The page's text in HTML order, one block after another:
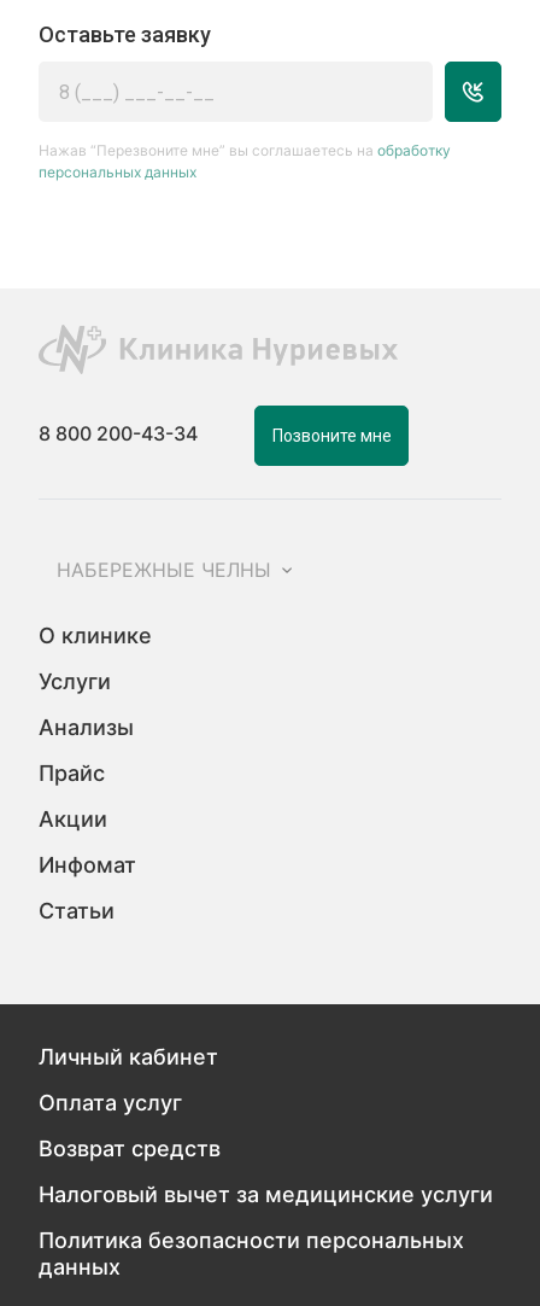
Оставьте заявку
Нажав “Перезвоните мне” вы соглашаетесь наобработку
персональных данных
8 800 200-43-34 Позвоните мне
НАБЕРЕЖНЫЕ ЧЕЛНЫ
О клинике
Услуги
Анализы
Прайс
Акции
Инфомат
Статьи
Личный кабинет
Оплата услуг
Возврат средств
Налоговый вычет за медицинские услуги
Политика безопасности персональных
данных